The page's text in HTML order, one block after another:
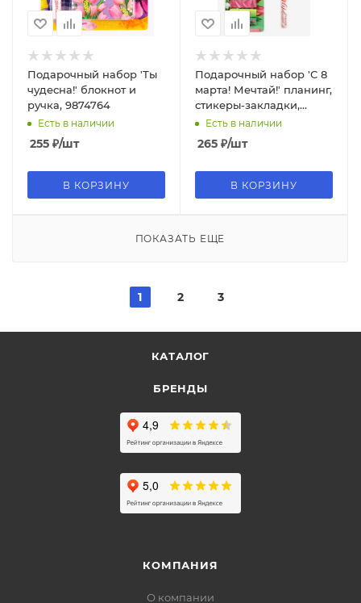
Подарочный набор 'Ты
чудесна!' блокнот и
ручка, 9874764
Есть в наличии
255 ₽/шт
В КОРЗИНУ
Подарочный набор 'С 8
марта! Мечтай!' планинг,
стикеры-закладки,
ручка 10701206
Есть в наличии
265 ₽/шт
В КОРЗИНУ
ПОКАЗАТЬ ЕЩЕ
1 2 3
КАТАЛОГ
БРЕНДЫ
КОМПАНИЯ
О компании